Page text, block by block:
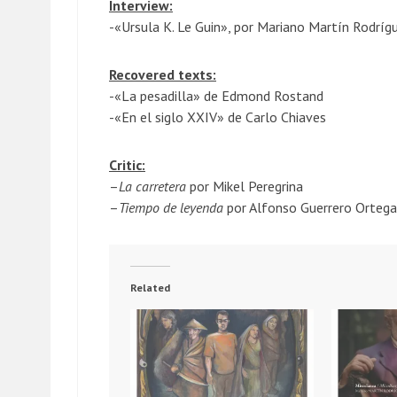
Interview:
-«Ursula K. Le Guin», por Mariano Martín
Recovered texts:
-«La pesadilla» de Edmond Rostand
-«En el siglo XXIV» de Carlo Chiaves
Critic:
–La carretera por Mikel Peregrina
– Tiempo de leyenda por Alfonso Guerrero Ortega
Related